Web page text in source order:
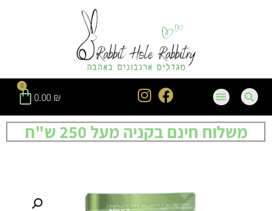
0.00 ₪
0
משלוח חינם בקניה מעל 250 ש"ח